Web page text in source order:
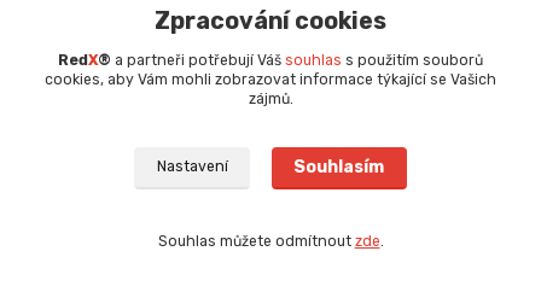
+420 777 979 111
info@redx.cz
Zpracování cookies
Red X® a partneři potřebují Váš souhlas s použitím souborů
cookies, aby Vám mohli zobrazovat informace týkající se Vašich
zájmů.
Nastavení Souhlasím
Souhlas můžete odmítnout zde.